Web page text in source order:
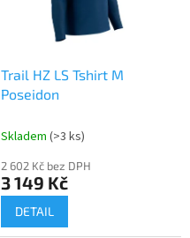
Trail HZ LS Tshirt M
Poseidon
Skladem (>3 ks)
2 602 Kč bez DPH
3 149 Kč
DETAIL